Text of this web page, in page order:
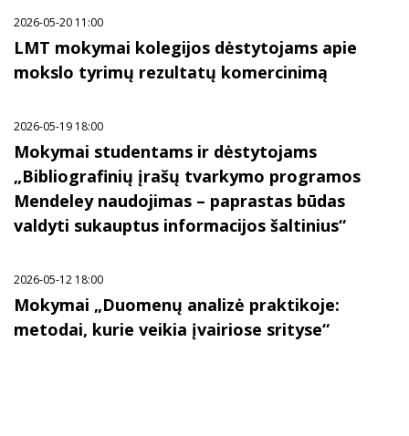
2026-05-20 11:00
LMT mokymai kolegijos dėstytojams apie
mokslo tyrimų rezultatų komercinimą
2026-05-19 18:00
Mokymai studentams ir dėstytojams
„Bibliografinių įrašų tvarkymo programos
Mendeley naudojimas – paprastas būdas
valdyti sukauptus informacijos šaltinius“
2026-05-12 18:00
Mokymai „Duomenų analizė praktikoje:
metodai, kurie veikia įvairiose srityse“